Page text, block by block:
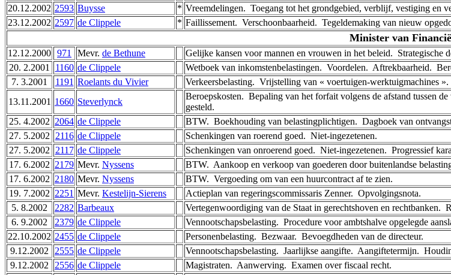
20.12.2002 2593 Buysse * Vreemdelingen. ­ Toegang tot het grondgebied, verblijf, vestiging en
23.12.2002 2597 de Clippele * Faillissement. ­ Verschoonbaarheid. ­ Tegeldemaking van nieuw
Minister van
12.12.2000 971 Mevr. de Bethune
Gelijke kansen voor mannen en vrouwen in het beleid. ­ Strategische
20. 2.2001
1160 de Clippele
Wetboek van inkomstenbelastingen. ­ Voordelen. ­ Aftrekbaarheid.
7. 3.2001
1191 Roelants du Vivier
Verkeersbelasting. ­ Vrijstelling van « voertuigen-werktuigmachines ».
13.11.2001 1660 Steverlynck
Beroepskosten. ­ Bepaling van het forfait volgens de afstand tussen
gesteld.
25. 4.2002 2064 de Clippele
BTW. ­ Boekhouding van belastingplichtigen. ­ Dagboek van
27. 5.2002
2116 de Clippele
Schenkingen van roerend goed. ­ Niet-ingezetenen.
27. 5.2002
2117 de Clippele
Schenkingen van onroerend goed. ­ Niet-ingezetenen. ­ Progressief
17. 6.2002 2179 Mevr. Nyssens
BTW. ­ Aankoop en verkoop van goederen door buitenlandse
17. 6.2002 2180 Mevr. Nyssens
BTW. ­ Vergoeding om van een huurcontract af te zien.
19. 7.2002 2251 Mevr. Kestelijn-Sierens
Actieplan van regeringscommissaris Zenner. ­ Opvolgingsnota.
5. 8.2002
2282 Barbeaux
Vertegenwoordiging van de Staat in gerechtshoven en rechtbanken.
6. 9.2002
2379 de Clippele
Vennootschapsbelasting. ­ Procedure voor ambtshalve opgelegde
22.10.2002 2455 de Clippele
Personenbelasting. ­ Bezwaar. ­ Bevoegdheden van de directeur.
9.12.2002
2555 de Clippele
Vennootschapsbelasting. ­ Jaarlijkse aangifte. ­ Aangiftetermijn.
9.12.2002
2556 de Clippele
Magistraten. ­ Aanwerving. ­ Examen over fiscaal recht.